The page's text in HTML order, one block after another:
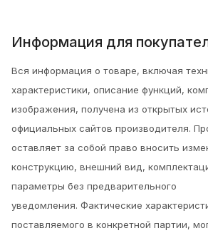
Информация для
Вся информация о товаре, включая
характеристики, описание функций,
изображения, получена из открытых
официальных сайтов производителя.
оставляет за собой право вносить
конструкцию, внешний вид,
параметры без предварительного
уведомления. Фактические
поставляемого в конкретной партии,